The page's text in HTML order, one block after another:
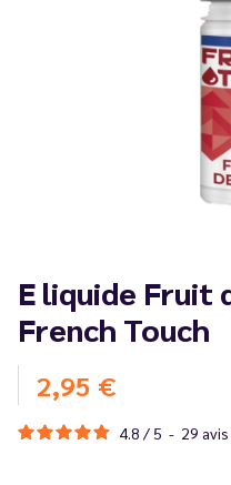
E liquide Fruit
French Touch
2,95 €
4.8 / 5 - 29 avis